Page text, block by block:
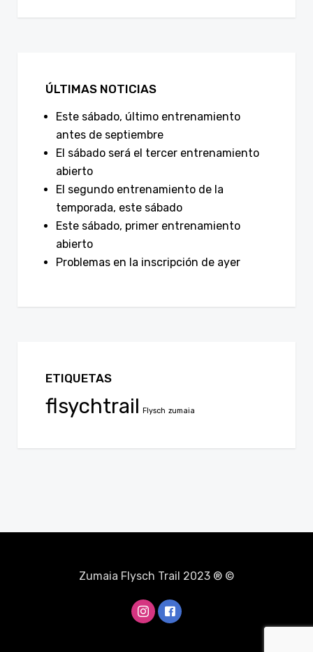
ÚLTIMAS NOTICIAS
Este sábado, último entrenamiento
antes de septiembre
El sábado será el tercer entrenamiento
abierto
El segundo entrenamiento de la
temporada, este sábado
Este sábado, primer entrenamiento
abierto
Problemas en la inscripción de ayer
ETIQUETAS
flsychtrail Flysch zumaia
Zumaia Flysch Trail 2023 ® ©